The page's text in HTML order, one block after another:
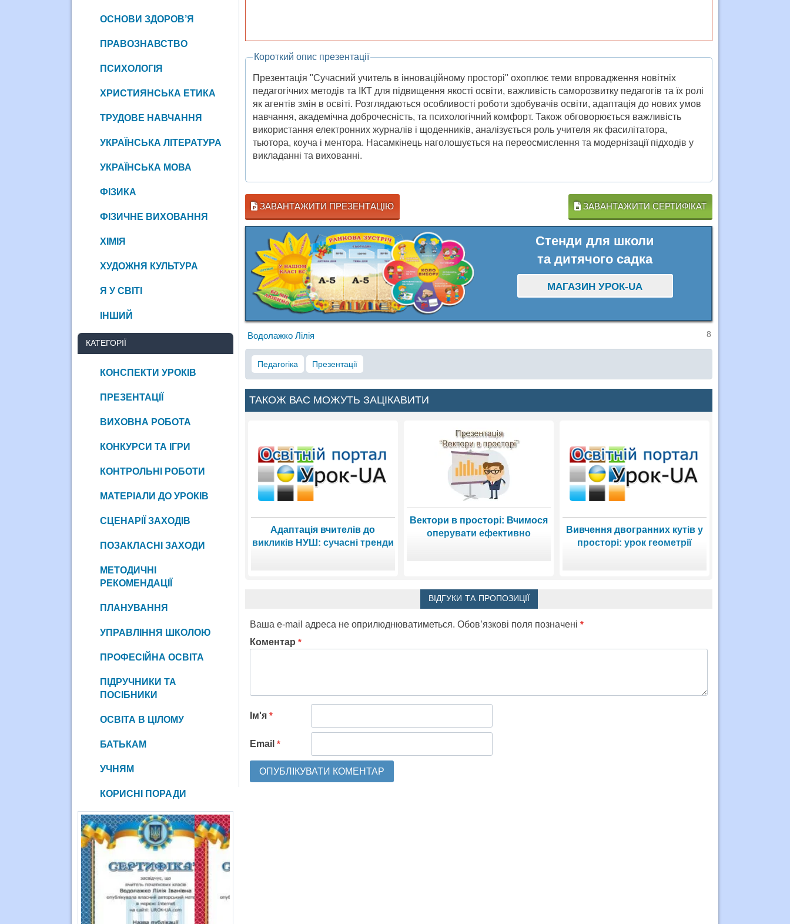
Короткий опис презентації
Презентація "Сучасний учитель в інноваційному просторі" охоплює теми впровадження новітніх
педагогічних методів та ІКТ для підвищення якості освіти, важливість саморозвитку педагогів та їх ролі
як агентів змін в освіті. Розглядаються особливості роботи здобувачів освіти, адаптація до нових умов
навчання, академічна доброчесність, та психологічний комфорт. Також обговорюється важливість
використання електронних журналів і щоденників, аналізується роль учителя як фасилітатора,
тьютора, коуча і ментора. Насамкінець наголошується на переосмислення та модернізації підходів у
викладанні та вихованні.
ЗАВАНТАЖИТИ ПРЕЗЕНТАЦІЮ ЗАВАНТАЖИТИ СЕРТИФІКАТ
Стенди для школи
та дитячого садка
МАГАЗИН УРОК-UA
Водолажко Лілія 8
Педагогіка Презентації
ТАКОЖ ВАС МОЖУТЬ ЗАЦІКАВИТИ
Адаптація вчителів до
викликів НУШ: сучасні тренди
Вектори в просторі: Вчимося
оперувати ефективно
Вивчення двогранних кутів у
просторі: урок геометрії
ВІДГУКИ ТА ПРОПОЗИЦІЇ
Ваша e-mail адреса не оприлюднюватиметься. Обов’язкові поля позначені *
Коментар *
Ім'я *
Email *
ОСНОВИ ЗДОРОВ’Я
ПРАВОЗНАВСТВО
ПСИХОЛОГІЯ
ХРИСТИЯНСЬКА ЕТИКА
ТРУДОВЕ НАВЧАННЯ
УКРАЇНСЬКА ЛІТЕРАТУРА
УКРАЇНСЬКА МОВА
ФІЗИКА
ФІЗИЧНЕ ВИХОВАННЯ
ХІМІЯ
ХУДОЖНЯ КУЛЬТУРА
Я У СВІТІ
ІНШИЙ
КАТЕГОРІЇ
КОНСПЕКТИ УРОКІВ
ПРЕЗЕНТАЦІЇ
ВИХОВНА РОБОТА
КОНКУРСИ ТА ІГРИ
КОНТРОЛЬНІ РОБОТИ
МАТЕРІАЛИ ДО УРОКІВ
СЦЕНАРІЇ ЗАХОДІВ
ПОЗАКЛАСНІ ЗАХОДИ
МЕТОДИЧНІ
РЕКОМЕНДАЦІЇ
ПЛАНУВАННЯ
УПРАВЛІННЯ ШКОЛОЮ
ПРОФЕСІЙНА ОСВІТА
ПІДРУЧНИКИ ТА
ПОСІБНИКИ
ОСВІТА В ЦІЛОМУ
БАТЬКАМ
УЧНЯМ
КОРИСНІ ПОРАДИ